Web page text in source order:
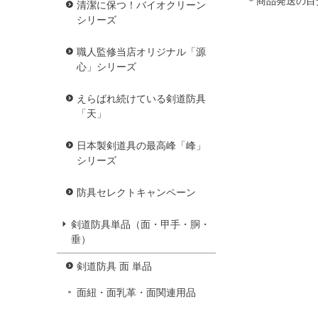
清潔に保つ！バイオクリーン
シリーズ
職人監修当店オリジナル「源
心」シリーズ
えらばれ続けている剣道防具
「天」
日本製剣道具の最高峰「峰」
シリーズ
防具セレクトキャンペーン
剣道防具単品（面・甲手・胴・
垂）
剣道防具 面 単品
面紐・面乳革・面関連用品